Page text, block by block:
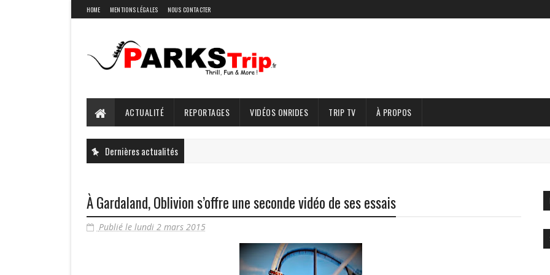
HOME MENTIONS LÉGALES NOUS CONTACTER
ACTUALITÉ REPORTAGES VIDÉOS ONRIDES TRIP TV À PROPOS
Dernières actualités
À Gardaland, Oblivion s’offre une seconde vidéo de ses essais
Publié le lundi 2 mars 2015